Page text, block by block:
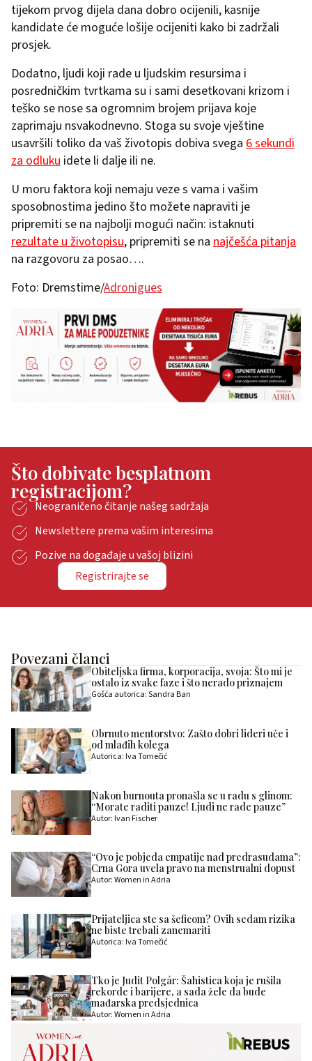
tijekom prvog dijela dana dobro ocijenili, kasnije
kandidate će moguće lošije ocijeniti kako bi zadržali
prosjek.
Dodatno, ljudi koji rade u ljudskim resursima i
posredničkim tvrtkama su i sami desetkovani krizom i
teško se nose sa ogromnim brojem prijava koje
zaprimaju nsvakodnevno. Stoga su svoje vještine
usavršili toliko da vaš životopis dobiva svega 6 sekundi
za odluku idete li dalje ili ne.
U moru faktora koji nemaju veze s vama i vašim
sposobnostima jedino što možete napraviti je
pripremiti se na najbolji mogući način: istaknuti
rezultate u životopisu, pripremiti se na najčešća pitanja
na razgovoru za posao….
Foto: Dremstime/Adronigues
Što dobivate besplatnom
registracijom?
Neograničeno čitanje našeg sadržaja
Newslettere prema vašim interesima
Pozive na događaje u vašoj blizini
Registrirajte se
Povezani članci
Obiteljska firma, korporacija, svoja: Što mi je
ostalo iz svake faze i što nerado priznajem
Gošća autorica: Sandra Ban
Obrnuto mentorstvo: Zašto dobri lideri uče i
od mlađih kolega
Autorica: Iva Tomečić
Nakon burnouta pronašla se u radu s glinom:
“Morate raditi pauze! Ljudi ne rade pauze”
Autor: Ivan Fischer
“Ovo je pobjeda empatije nad predrasudama”:
Crna Gora uvela pravo na menstrualni dopust
Autor: Women in Adria
Prijateljica ste sa šeficom? Ovih sedam rizika
ne biste trebali zanemariti
Autorica: Iva Tomečić
Tko je Judit Polgár: Šahistica koja je rušila
rekorde i barijere, a sada žele da bude
mađarska predsjednica
Autor: Women in Adria